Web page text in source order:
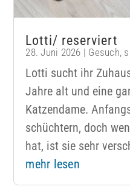
Lotti/ reserviert
28. Juni 2026 | Gesuch,
Lotti sucht ihr
Jahre alt und eine
Katzendame.
schüchtern, doch
hat, ist sie sehr
mehr lesen